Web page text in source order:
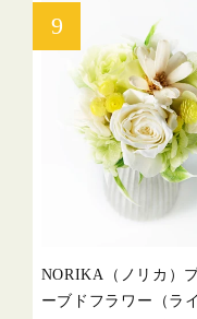
格
NORIKA（ノリカ）
ーブドフラワー（ラ